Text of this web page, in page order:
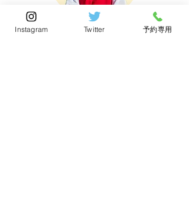
Instagram Twitter 予約専用